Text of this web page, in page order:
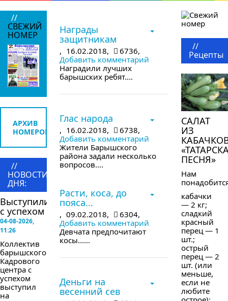
//
СВЕЖИЙ
НОМЕР
АРХИВ
НОМЕРОВ
//
НОВОСТИ
ДНЯ:
Выступили
с успехом
04-08-2026,
11:26
Коллектив
барышского
Кадрового
центра с
успехом
выступил
на
Награды
защитникам
, 16.02.2018,
6736,
Добавить комментарий
Наградили лучших
барышских ребят....
Глас народа
, 16.02.2018,
6738,
Добавить комментарий
Жители Барышского
района задали несколько
вопросов....
Расти, коса, до
пояса...
, 09.02.2018,
6304,
Добавить комментарий
Девчата предпочитают
косы......
Деньги на
весенний сев
//
Рецепты
САЛАТ
ИЗ
ПЕСНЯ»
Нам
кабачки
— 2 кг;
сладкий
красный
перец — 1
шт.;
острый
перец — 2
шт. (или
меньше,
если не
любите